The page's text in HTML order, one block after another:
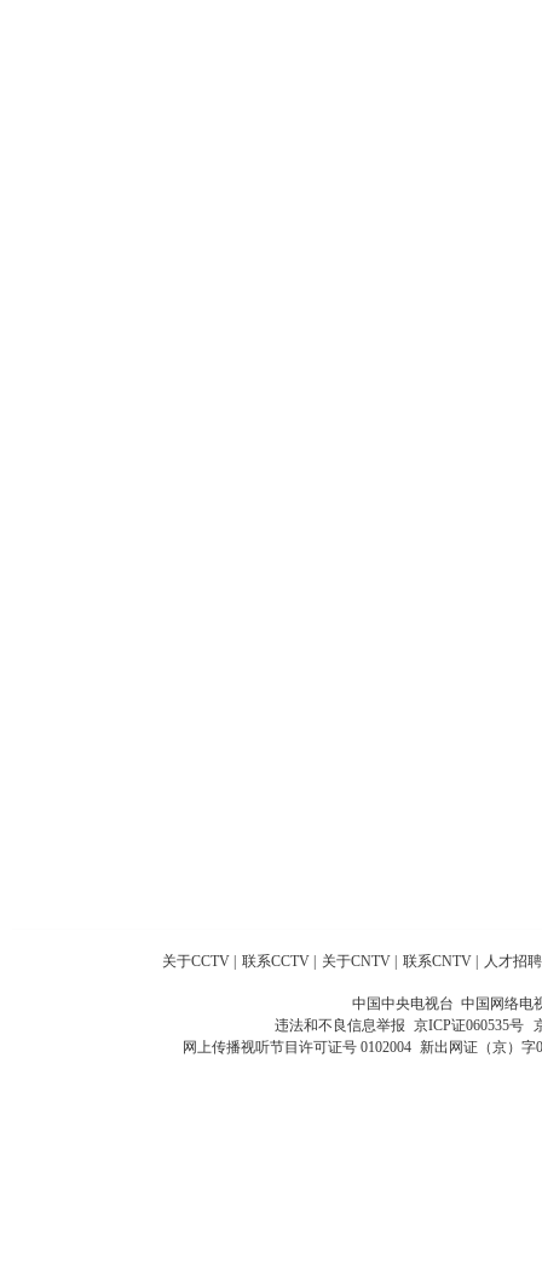
关于CCTV 联系CCTV 关于CNTV 联系CNTV 人才招聘
中国中央电视台 中国网络电
违法和不良信息举报 京ICP证060535号
网上传播视听节目许可证号 0102004 新出网证（京）